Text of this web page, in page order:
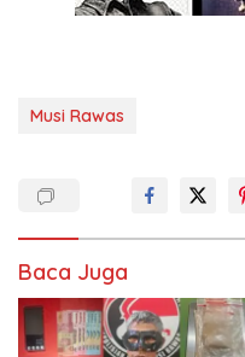
Musi Rawas
Baca Juga